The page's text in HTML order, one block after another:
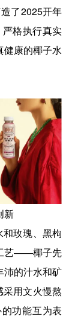
了2025开年
严格执行真实
健康的椰子水
新
和玫瑰、黑枸
艺——椰子先
沛的汁水和矿
采用文火慢熬
功能互为表